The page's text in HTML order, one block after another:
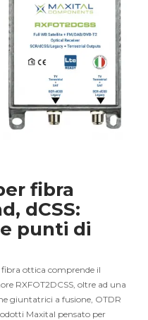
fibra
dCSS:
punti di
fibra ottica comprende il
RXFOT2DCSS, oltre ad una
giuntatrici a fusione, OTDR
Maxital pensato per